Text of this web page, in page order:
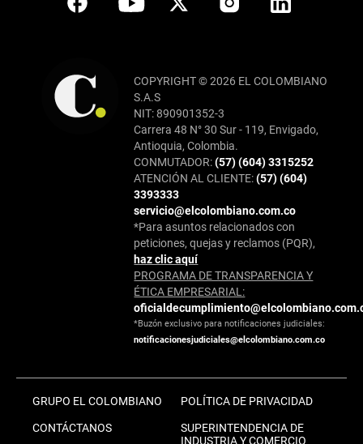
COPYRIGHT © 2026 EL COLOMBIANO
S.A.S
NIT: 890901352-3
Carrera 48 N° 30 Sur - 119, Envigado,
Antioquia, Colombia.
CONMUTADOR:(57) (604) 3315252
ATENCIÓN AL CLIENTE:(57) (604)
3393333
servicio@elcolombiano.com.co
*Para asuntos relacionados con
peticiones, quejas y reclamos (PQR),
haz clic aquí
PROGRAMA DE TRANSPARENCIA Y
ÉTICA EMPRESARIAL:
*Buzón exclusivo para notificaciones judiciales:
notificacionesjudiciales@elcolombiano.com.co
GRUPO EL COLOMBIANO
CONTÁCTANOS
POLÍTICA DE PRIVACIDAD
SUPERINTENDENCIA DE
INDUSTRIA Y COMERCIO